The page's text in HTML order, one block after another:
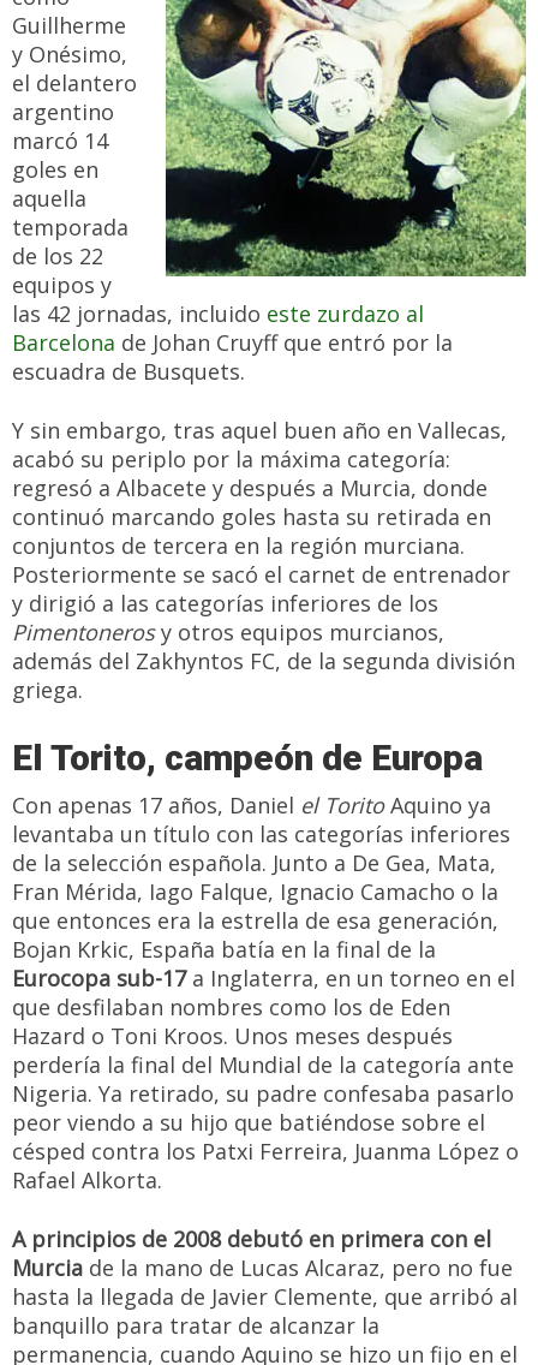
Guillherme
y Onésimo,
el delantero
argentino
marcó 14
goles en
aquella
temporada
de los 22
equipos y
las 42 jornadas, incluido este zurdazo al
Barcelona de Johan Cruyff que entró por la
escuadra de Busquets.
Y sin embargo, tras aquel buen año en Vallecas,
acabó su periplo por la máxima categoría:
regresó a Albacete y después a Murcia, donde
continuó marcando goles hasta su retirada en
conjuntos de tercera en la región murciana.
Posteriormente se sacó el carnet de entrenador
y dirigió a las categorías inferiores de los
Pimentonerosy otros equipos murcianos,
además del Zakhyntos FC, de la segunda división
griega.
El Torito, campeón de Europa
Con apenas 17 años, Daniel el ToritoAquino ya
levantaba un título con las categorías inferiores
de la selección española. Junto a De Gea, Mata,
Fran Mérida, Iago Falque, Ignacio Camacho o la
que entonces era la estrella de esa generación,
Bojan Krkic, España batía en la final de la
Eurocopa sub-17a Inglaterra, en un torneo en el
que desfilaban nombres como los de Eden
Hazard o Toni Kroos. Unos meses después
perdería la final del Mundial de la categoría ante
Nigeria. Ya retirado, su padre confesaba pasarlo
peor viendo a su hijo que batiéndose sobre el
césped contra los Patxi Ferreira, Juanma López o
Rafael Alkorta.
A principios de 2008 debutó en primera con el
Murcia de la mano de Lucas Alcaraz, pero no fue
hasta la llegada de Javier Clemente, que arribó al
banquillo para tratar de alcanzar la
permanencia, cuando Aquino se hizo un fijo en el